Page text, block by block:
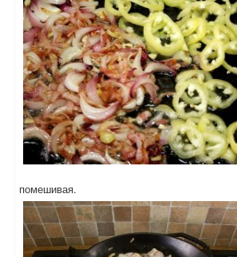
помешивая.